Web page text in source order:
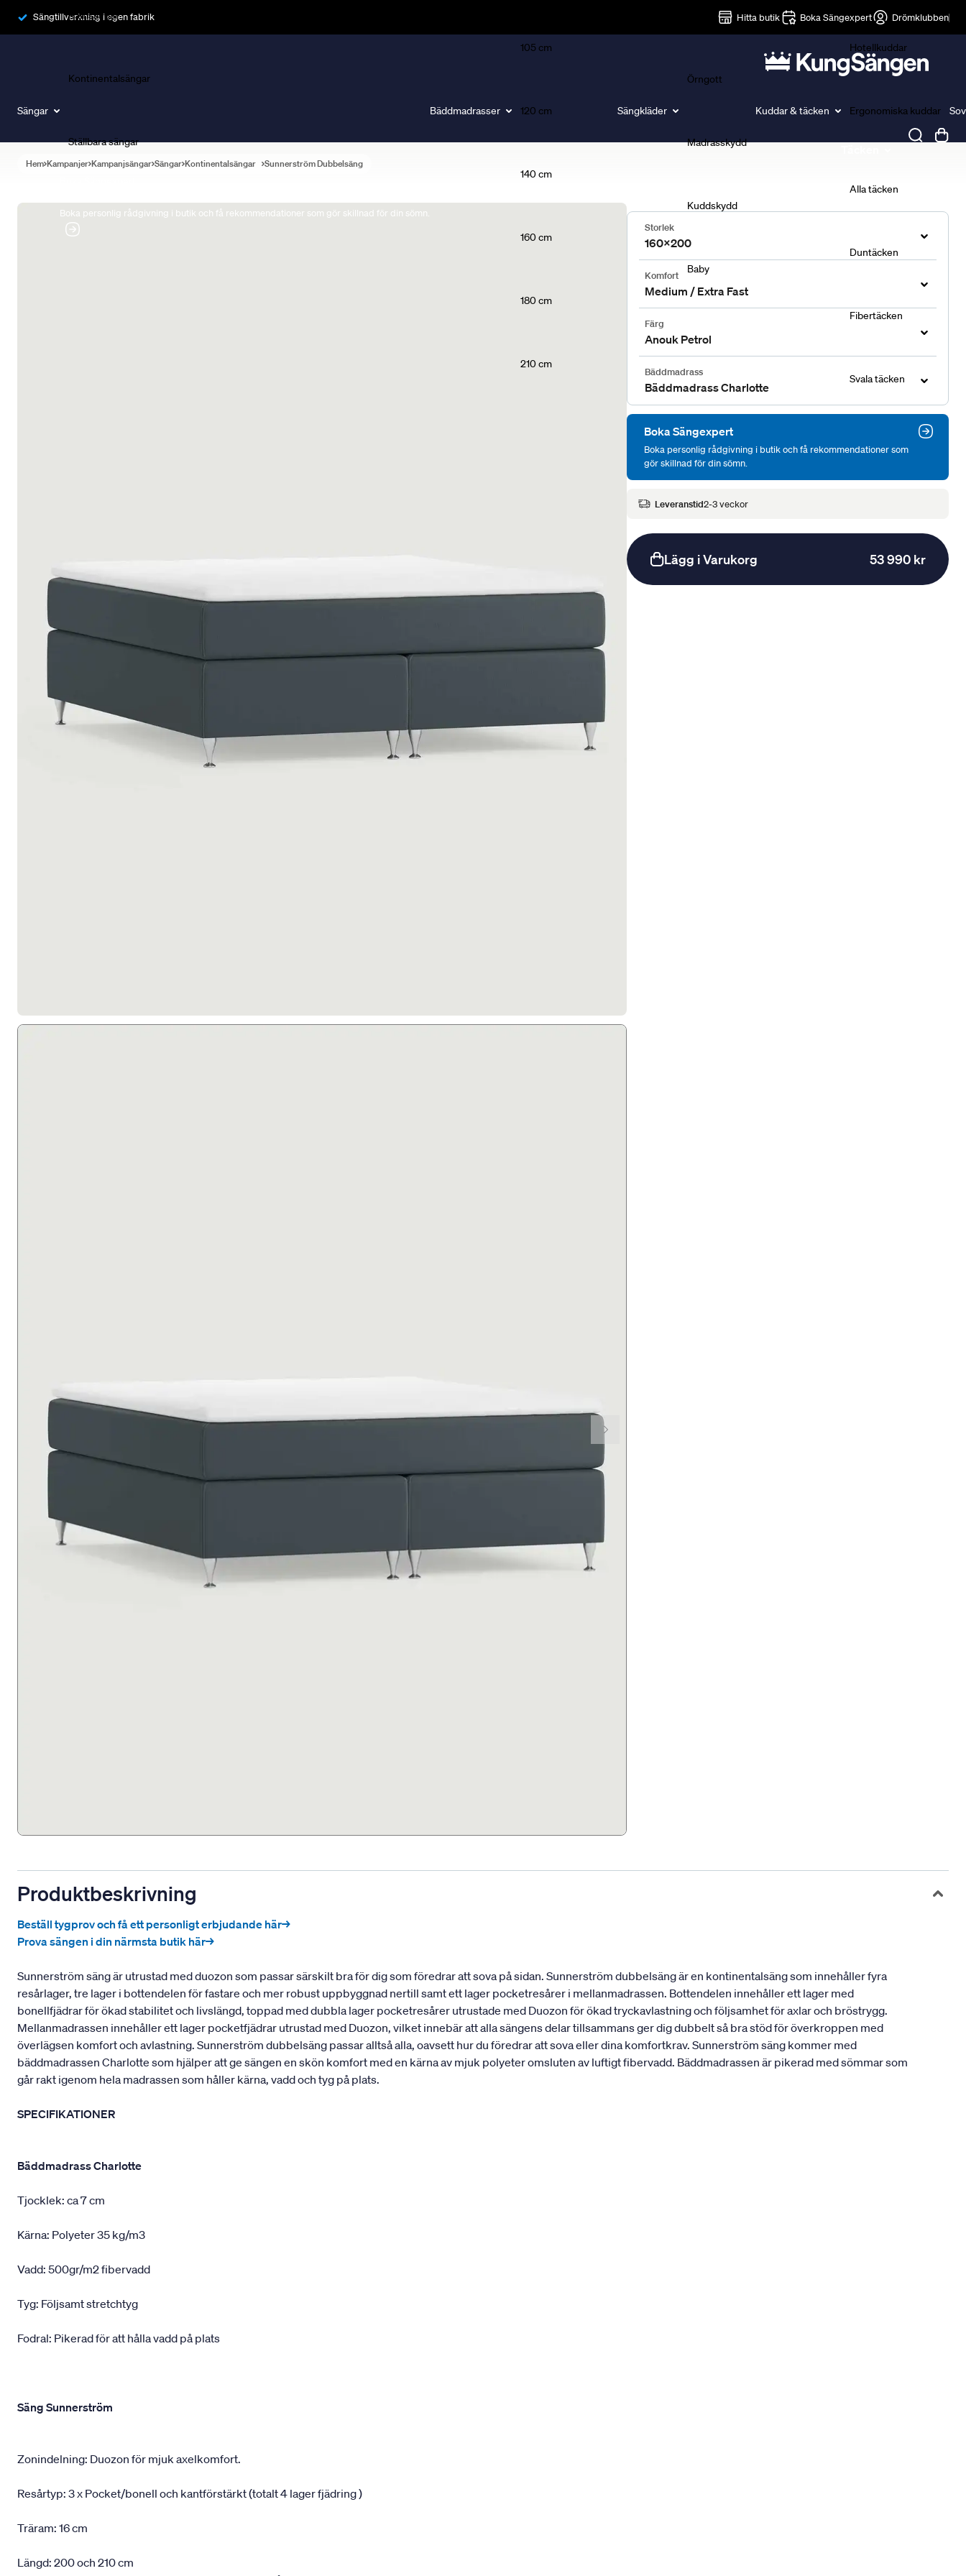
Sängtillverkning i egen fabrik Hitta butik Boka Sängexpert Drömklubben
Sängar
Ramsängar
Kontinentalsängar
Ställbara sängar
Boka personlig rådgivning i butik och få rekommendationer som gör skillnad för din sömn.
Bäddmadrasser
105 cm
120 cm
140 cm
160 cm
180 cm
210 cm
Sängkläder
Örngott
Madrasskydd
Kuddskydd
Baby
Kuddar & täcken
Hotellkuddar
Ergonomiska kuddar
Alla täcken
Duntäcken
Fibertäcken
Svala täcken
Hem Kampanjer Kampanjsängar Sängar Kontinentalsängar Sunnerström Dubbelsäng
Storlek
160x200
Komfort
Medium / Extra Fast
Färg
Anouk Petrol
Bäddmadrass
Bäddmadrass Charlotte
Boka Sängexpert
Boka personlig rådgivning i butik och få rekommendationer som
gör skillnad för din sömn.
Leveranstid2-3 veckor
Lägg i Varukorg 53 990 kr
Produktbeskrivning
Beställ tygprov och få ett personligt erbjudande här→
Prova sängen i din närmsta butik här→
Sunnerström säng är utrustad med duozon som passar särskilt bra för dig som föredrar att sova på sidan. Sunnerström dubbelsäng är en kontinentalsäng som innehåller fyra
resårlager, tre lager i bottendelen för fastare och mer robust uppbyggnad nertill samt ett lager pocketresårer i mellanmadrassen. Bottendelen innehåller ett lager med
bonellfjädrar för ökad stabilitet och livslängd, toppad med dubbla lager pocketresårer utrustade med Duozon för ökad tryckavlastning och följsamhet för axlar och bröstrygg.
Mellanmadrassen innehåller ett lager pocketfjädrar utrustad med Duozon, vilket innebär att alla sängens delar tillsammans ger dig dubbelt så bra stöd för överkroppen med
överlägsen komfort och avlastning. Sunnerström dubbelsäng passar alltså alla, oavsett hur du föredrar att sova eller dina komfortkrav. Sunnerström säng kommer med
bäddmadrassen Charlotte som hjälper att ge sängen en skön komfort med en kärna av mjuk polyeter omsluten av luftigt fibervadd. Bäddmadrassen är pikerad med sömmar som
går rakt igenom hela madrassen som håller kärna, vadd och tyg på plats.
SPECIFIKATIONER
Bäddmadrass Charlotte
Tjocklek: ca 7 cm
Kärna: Polyeter 35 kg/m3
Vadd: 500gr/m2 fibervadd
Tyg: Följsamt stretchtyg
Fodral: Pikerad för att hålla vadd på plats
Säng Sunnerström
Zonindelning: Duozon för mjuk axelkomfort.
Resårtyp: 3 x Pocket/bonell och kantförstärkt (totalt 4 lager fjädring )
Träram: 16 cm
Längd: 200 och 210 cm